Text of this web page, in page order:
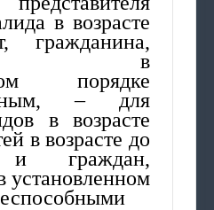
в возрасте
в
порядке
– для
в возрасте
в возрасте до
граждан,
установленном